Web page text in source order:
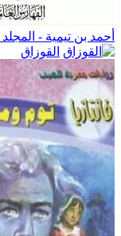
أحمد بن تيمية -
القوزاق